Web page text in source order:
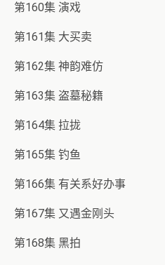
第160集 演戏
第161集 大买卖
第162集 神韵难仿
第163集 盗墓秘籍
第164集 拉拢
第165集 钓鱼
第166集 有关系好办事
第167集 又遇金刚头
第168集 黑拍